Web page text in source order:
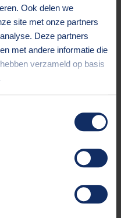
Ook delen we
site met onze partners
Deze partners
met andere informatie die
verzameld op basis
we in
zorgen wij voor.